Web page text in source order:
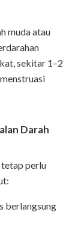
muda atau
sekitar 1–2
Darah
perlu
berlangsung